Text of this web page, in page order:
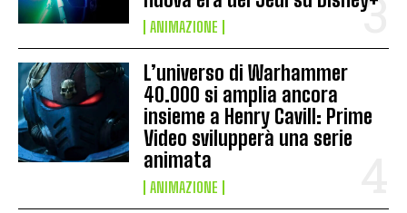
ANIMAZIONE
L’universo di Warhammer
40.000 si amplia ancora
insieme a Henry Cavill: Prime
Video svilupperà una serie
animata
ANIMAZIONE